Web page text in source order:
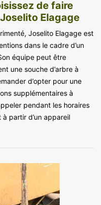
de faire
Elagage
Joselito Elagage est
dans le cadre d’un
équipe peut être
une souche d’arbre à
d’opter pour une
supplémentaires à
pendant les horaires
partir d’un appareil